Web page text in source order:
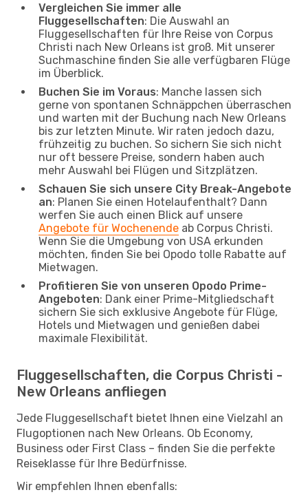
Vergleichen Sie immer alle
Fluggesellschaften: Die Auswahl an
Fluggesellschaften für Ihre Reise von Corpus
Christi nach New Orleans ist groß. Mit unserer
Suchmaschine finden Sie alle verfügbaren Flüge
im Überblick.
Buchen Sie im Voraus: Manche lassen sich
gerne von spontanen Schnäppchen überraschen
und warten mit der Buchung nach New Orleans
bis zur letzten Minute. Wir raten jedoch dazu,
frühzeitig zu buchen. So sichern Sie sich nicht
nur oft bessere Preise, sondern haben auch
mehr Auswahl bei Flügen und Sitzplätzen.
Schauen Sie sich unsere City Break-Angebote
an: Planen Sie einen Hotelaufenthalt? Dann
werfen Sie auch einen Blick auf unsere
Angebote für Wochenende ab Corpus Christi.
Wenn Sie die Umgebung von USA erkunden
möchten, finden Sie bei Opodo tolle Rabatte auf
Mietwagen.
Profitieren Sie von unseren Opodo Prime-
Angeboten: Dank einer Prime-Mitgliedschaft
sichern Sie sich exklusive Angebote für Flüge,
Hotels und Mietwagen und genießen dabei
maximale Flexibilität.
Fluggesellschaften, die Corpus Christi -
New Orleans anfliegen
Jede Fluggesellschaft bietet Ihnen eine Vielzahl an
Flugoptionen nach New Orleans. Ob Economy,
Business oder First Class – finden Sie die perfekte
Reiseklasse für Ihre Bedürfnisse.
Wir empfehlen Ihnen ebenfalls: